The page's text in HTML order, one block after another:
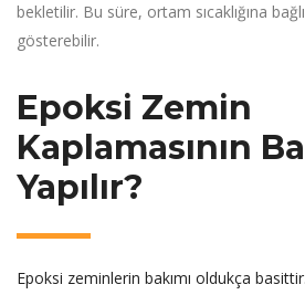
bekletilir. Bu süre, ortam sıcaklığına
gösterebilir.
Epoksi Zemin
Kaplamasının
Yapılır?
Epoksi zeminlerin bakımı oldukça